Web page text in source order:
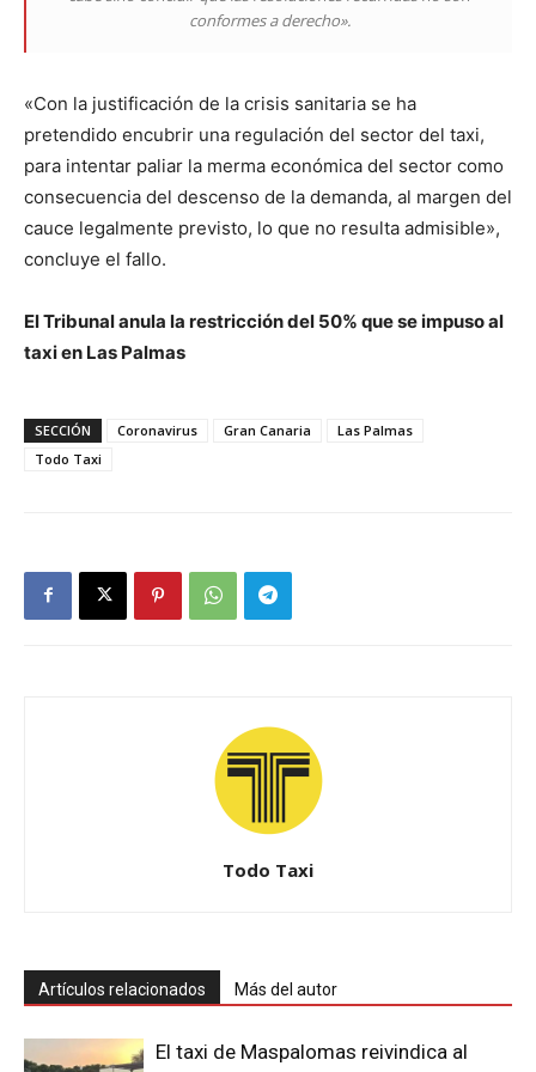
conformes a derecho».
«Con la justificación de la crisis sanitaria se ha
pretendido encubrir una regulación del sector del taxi,
para intentar paliar la merma económica del sector como
consecuencia del descenso de la demanda, al margen del
cauce legalmente previsto, lo que no resulta admisible»,
concluye el fallo.
El Tribunal anula la restricción del 50% que se impuso al
taxi en Las Palmas
SECCIÓN Coronavirus Gran Canaria
Las Palmas
Todo Taxi
Todo Taxi
Artículos relacionados Más del autor
El taxi de Maspalomas reivindica al